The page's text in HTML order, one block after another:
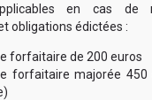
en cas de
obligations édictées :
forfaitaire de 200 euros
forfaitaire majorée 450